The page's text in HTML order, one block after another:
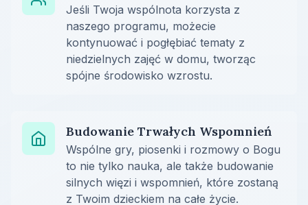
Jeśli Twoja wspólnota korzysta z
naszego programu, możecie
kontynuować i pogłębiać tematy z
niedzielnych zajęć w domu, tworząc
spójne środowisko wzrostu.
Budowanie Trwałych Wspomnień
Wspólne gry, piosenki i rozmowy o Bogu
to nie tylko nauka, ale także budowanie
silnych więzi i wspomnień, które zostaną
z Twoim dzieckiem na całe życie.